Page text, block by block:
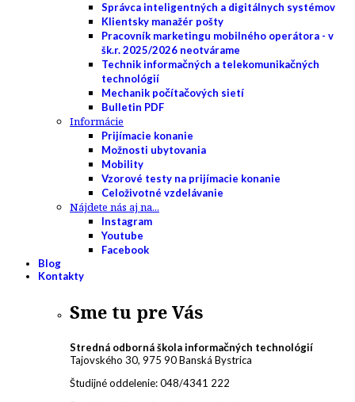
Správca inteligentných a digitálnych systémov
Klientsky manažér pošty
Pracovník marketingu mobilného operátora - v
šk.r. 2025/2026 neotvárame
Technik informačných a telekomunikačných
technológií
Mechanik počítačových sietí
Bulletin PDF
Informácie
Prijímacie konanie
Možnosti ubytovania
Mobility
Vzorové testy na prijímacie konanie
Celoživotné vzdelávanie
Nájdete nás aj na...
Instagram
Youtube
Facebook
Blog
Kontakty
Sme tu pre Vás
Stredná odborná škola informačných technológií
Tajovského 30, 975 90 Banská Bystrica
Študijné oddelenie: 048/4341 222